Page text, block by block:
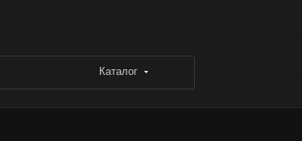
Каталог